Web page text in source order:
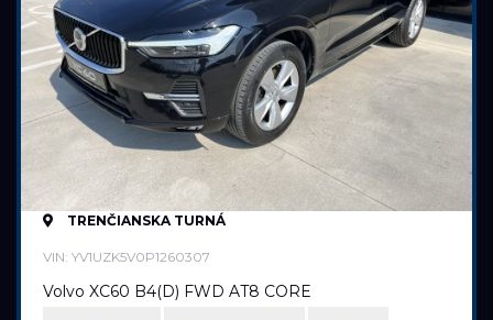
TRENČIANSKA TURNÁ
VIN: YV1UZK5V0P1260307
Volvo XC60 B4(D) FWD AT8 CORE